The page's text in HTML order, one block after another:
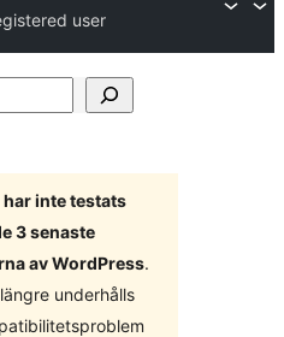
user
har inte testats
3 senaste
av WordPress.
underhålls